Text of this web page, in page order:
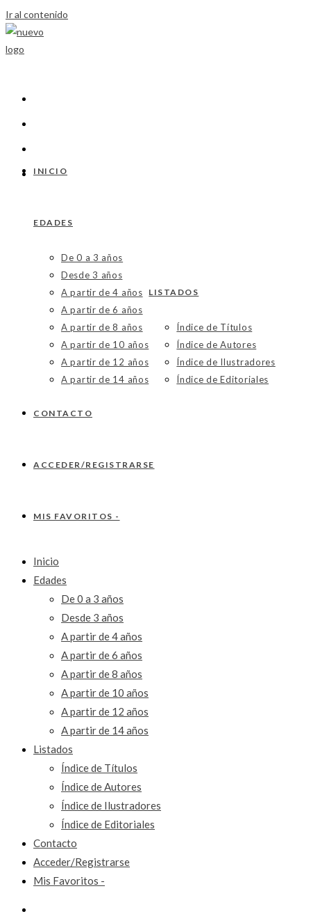
Ir al contenido
INICIO
EDADES
De 0 a 3 años
Desde 3 años
A partir de 4 años
A partir de 6 años
A partir de 8 años
A partir de 10 años
A partir de 12 años
A partir de 14 años
LISTADOS
Índice de Títulos
Índice de Autores
Índice de Ilustradores
Índice de Editoriales
CONTACTO
ACCEDER/REGISTRARSE
MIS FAVORITOS -
Inicio
Edades
De 0 a 3 años
Desde 3 años
A partir de 4 años
A partir de 6 años
A partir de 8 años
A partir de 10 años
A partir de 12 años
A partir de 14 años
Listados
Índice de Títulos
Índice de Autores
Índice de Ilustradores
Índice de Editoriales
Contacto
Acceder/Registrarse
Mis Favoritos -